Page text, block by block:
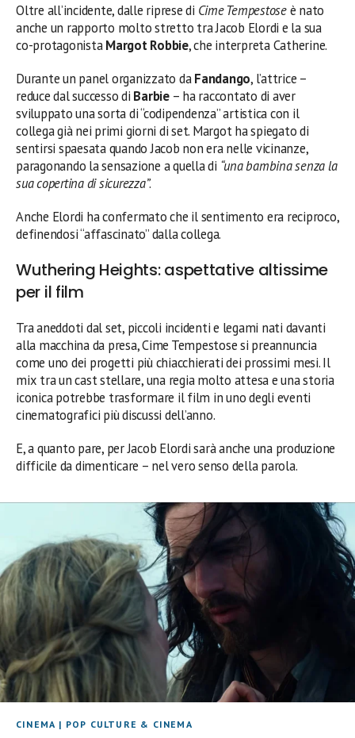
Oltre all’incidente, dalle riprese di Cime Tempestoseè nato
anche un rapporto molto stretto tra Jacob Elordi e la sua
co-protagonistaMargot Robbie, che interpreta Catherine.
Durante un panel organizzato daFandango, l’attrice –
reduce dal successo di Barbie– ha raccontato di aver
sviluppato una sorta di “codipendenza” artistica con il
collega già nei primi giorni di set. Margot ha spiegato di
sentirsi spaesata quando Jacob non era nelle vicinanze,
paragonando la sensazione a quella di “una bambina senza la
sua copertina di sicurezza”.
Anche Elordi ha confermato che il sentimento era reciproco,
definendosi “affascinato” dalla collega.
Wuthering Heights: aspettative altissime
per il film
Tra aneddoti dal set, piccoli incidenti e legami nati davanti
alla macchina da presa, Cime Tempestose si preannuncia
come uno dei progetti più chiacchierati dei prossimi mesi. Il
mix tra un cast stellare, una regia molto attesa e una storia
iconica potrebbe trasformare il film in uno degli eventi
cinematografici più discussi dell’anno.
E, a quanto pare, per Jacob Elordi sarà anche una produzione
difficile da dimenticare – nel vero senso della parola.
CINEMA | POP CULTURE & CINEMA